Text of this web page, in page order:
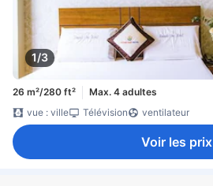
1/3
26 m²/280 ft²
Max. 4 adultes
vue : ville
Télévision ventilateur
Voir les prix